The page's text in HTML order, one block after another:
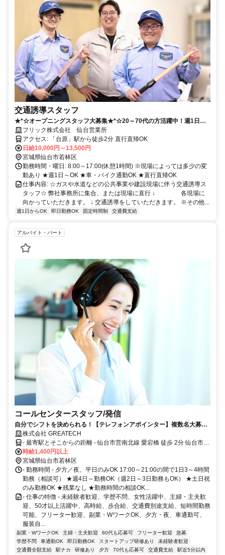
交通誘導スタッフ
★*☆オープニングスタッフ大募集★*☆20～70代の方活躍中！週1日～
OK！日払い・週払いも対応しております♪
フリック株式会社 仙台営業所
アクセス: 「台原」駅から徒歩2分 直行直帰OK
日給10,000円～13,500円
宮城県仙台市若林区
勤務時間・曜日: 8:00～17:00(休憩1時間) ※現場によっては多少の変
動あり ★週1日～OK ★車・バイク通勤OK ★直行直帰OK
仕事内容: ☆ガスや水道などの公共事業や建設現場に伴う交通誘導ス
タッフ☆ 弊社事務所に集合、または現場に直行 ↓ 各現場に
向かっていただきます。 ↓ 交通誘導をしていただきます。 ※その他...
週1日からOK 即日勤務OK 固定時間制 交通費支給
アルバイト・パート
コールセンタースタッフ/発信
自分でシフトを決められる！【テレフォンアポインター】複数名大募
集！駅ちか勤務地、完全内勤のオフィスワークで、快適にお仕事できま
す♪夕方スタートの時短ワークで働きやすさ抜群！主婦・主夫・Wワーカ
ーなどが活躍しています！コールセンター経験者の方も、他のお仕事と
比べて働きやすさを実感していただけるはず！自分らしく働きたい！稼
ぎたい！そんな方に自信をもっておすすめします！
株式会社 GREATECH
- 最寄駅とそこからの距離 - 仙台市営南北線 愛宕橋 徒歩 2分 仙台市営
南北線 河原町 徒歩 6分 仙台市営南北線 五橋 徒歩 9分 すぐ隣りにセブ
ンイレブン仙台土樋店さんがあります！
時給1,400円以上
宮城県仙台市若林区
- 勤務時間 - 夕方／夜、平日のみOK 17:00～21:00の間で1日3～4時間
勤務（相談可） ★週4日～勤務OK（週2日～3日勤務もOK） ★土日祝
のみ勤務OK ★残業なし ★勤務時間の相談OK...
- 仕事の特徴 - 未経験者歓迎、学歴不問、女性活躍中、主婦・主夫歓
迎、50才以上活躍中、高時給、歩合給、交通費別途支給、短時間勤務
可能、フリーター歓迎、副業・WワークOK、夕方・夜、車通勤可、
服装自...
副業・WワークOK 主婦・主夫歓迎 60代も応募可 フリーター歓迎
急募
学歴不問
車通勤OK 即日勤務OK スタートアップ研修あり
未経験者歓迎
交通費全額支給
駅ナカ 研修あり 夕方 70代も応募可 交通費支給
駅近5分以内